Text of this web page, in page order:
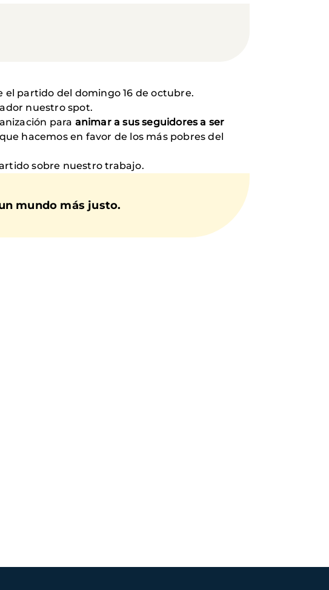
partido del domingo 16 de octubre.
nuestro spot.
para animar a sus seguidores a ser
hacemos en favor de los más pobres del
sobre nuestro trabajo.
mundo más justo.